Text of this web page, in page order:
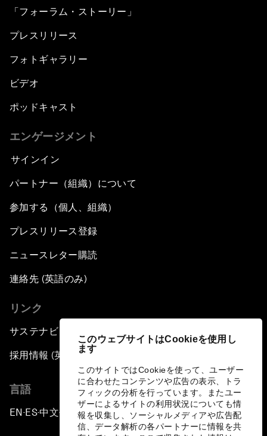
このウェブサイトはCookieを使用し
ます
このサイトではCookieを使って、ユーザー
に合わせたコンテンツや広告の表示、トラ
フィックの分析を行っています。またユー
ザーによるサイトの利用状況についても情
報を収集し、ソーシャルメディアや広告配
信、データ解析の各パートナーに情報を共
「フォーラム・ストーリー」
プレスリリース
フォトギャラリー
ビデオ
ポッドキャスト
エンゲージメント
サインイン
パートナー（組織）について
参加する（個人、組織）
プレスリリース登録
ニュースレター購読
連絡先 (英語のみ)
リンク
サステナビリティへの取り組み
採用情報 (英語のみ)
言語
EN ▪ES▪中文▪ 日本語